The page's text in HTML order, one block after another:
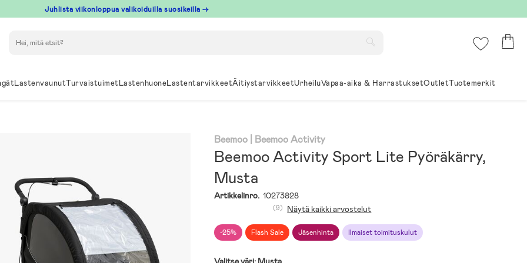
Juhlista viikonloppua valikoiduilla suosikeilla →
LastenvaunutTurvaistuimetLastenhuoneLastentarvikkeetÄitiystarvikkeetUrheiluVapaa-aika & HarrastuksetOutletTuotemerkit
Beemoo | Beemoo Activity
Beemoo Activity Sport Lite Pyöräkärry,
Musta
Artikkelinro. 10273828
-25% Flash Sale Jäsenhinta Ilmaiset toimituskulut
(9) Näytä kaikki arvostelut